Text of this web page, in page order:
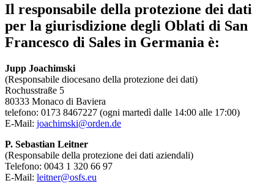
Il responsabile della protezione dei dati
per la giurisdizione degli Oblati di San
Francesco di Sales in Germania è:
Jupp Joachimski
(Responsabile diocesano della protezione dei dati)
Rochusstraße 5
80333 Monaco di Baviera
telefono: 0173 8467227 (ogni martedì dalle 14:00 alle 17:00)
E-Mail: joachimski@orden.de
P. Sebastian Leitner
(Responsabile della protezione dei dati aziendali)
Telefono: 0043 1 320 66 97
E-Mail: leitner@osfs.eu